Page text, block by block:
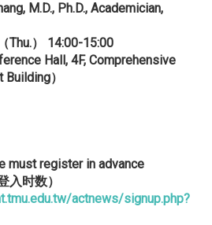
M.D., Ph.D., Academician,
（Thu.） 14:00-15:00
Hall, 4F, Comprehensive
Building）
must register in advance
入时数）
actnews/signup.php?